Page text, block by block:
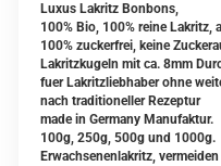
Luxus Lakritz Bonbons,
100% Bio, 100% reine Lakritz,
100% zuckerfrei, keine
Lakritzkugeln mit ca. 8mm
fuer Lakritzliebhaber ohne
nach traditioneller Rezeptur
made in Germany Manufaktur.
100g, 250g, 500g und 1000g.
Erwachsenenlakritz,